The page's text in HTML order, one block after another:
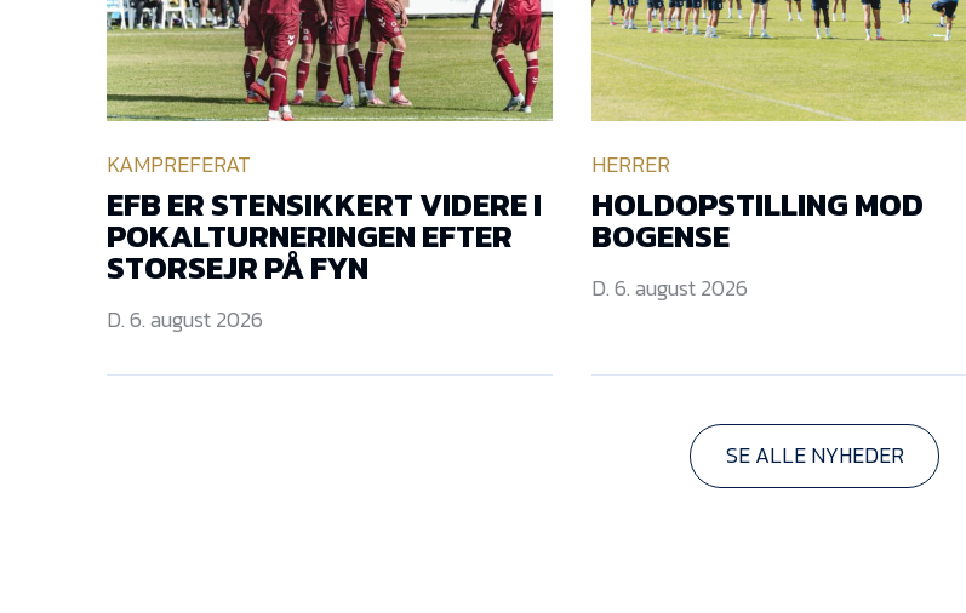
KAMPREFERAT
EFB ER STENSIKKERT VIDERE I
POKALTURNERINGEN EFTER
STORSEJR PÅ FYN
D. 6. august 2026
HERRER
HOLDOPSTILLING MOD
BOGENSE
D. 6. august 2026
SE ALLE NYHEDER